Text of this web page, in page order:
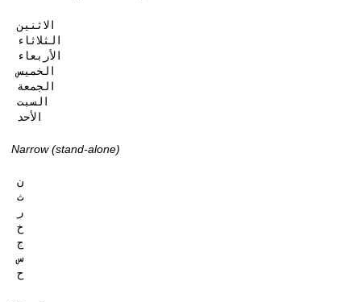
الاثنين
الثلاثاء
الأربعاء
الخميس
الجمعة
السبت
الأحد
Narrow (stand-alone)
ن
ث
ر
خ
ج
س
ح